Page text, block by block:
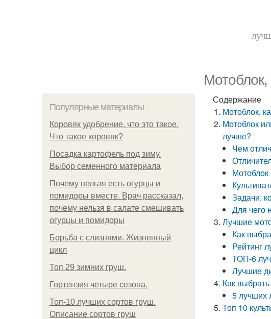
Популярные материалы
Коровяк удобрение, что это такое.
Что такое коровяк?
Посадка картофель под зиму.
Выбор семенного материала
Почему нельзя есть огурцы и
помидоры вместе. Врач рассказал,
почему нельзя в салате смешивать
огурцы и помидоры
Борьба с слизнями. Жизненный
цикл
Топ 29 зимних груш.
Гортензия четыре сезона.
Топ-10 лучших сортов груш.
Описание сортов груш
Содержание
Мотоблок,
Мотоблок
лучше?
Чем
Мотоблок
Задачи,
Для чего
Лучшие
Как
Рейтинг
ТОП-6
Лучшие
Как
5 лучших
Топ 10